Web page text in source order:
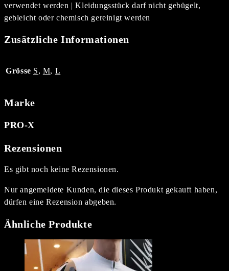
verwendet werden | Kleidungsstück darf nicht gebügelt,
gebleicht oder chemisch gereinigt werden
Zusätzliche Informationen
Grösse S, M, L
Marke
PRO-X
Rezensionen
Es gibt noch keine Rezensionen.
Nur angemeldete Kunden, die dieses Produkt gekauft haben,
dürfen eine Rezension abgeben.
Ähnliche Produkte